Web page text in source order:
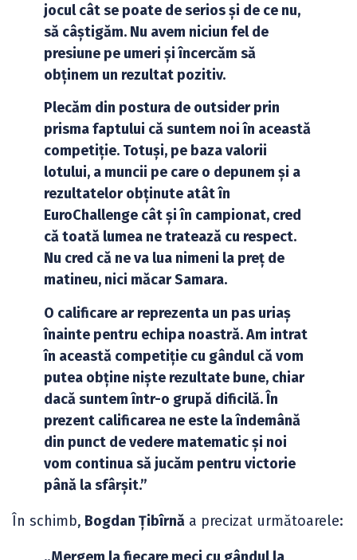
jocul cât se poate de serios și de ce nu,
să câștigăm. Nu avem niciun fel de
presiune pe umeri și încercăm să
obținem un rezultat pozitiv.
Plecăm din postura de outsider prin
prisma faptului că suntem noi în această
competiție. Totuși, pe baza valorii
lotului, a muncii pe care o depunem și a
rezultatelor obținute atât în
EuroChallenge cât și în campionat, cred
că toată lumea ne tratează cu respect.
Nu cred că ne va lua nimeni la preț de
matineu, nici măcar Samara.
O calificare ar reprezenta un pas uriaș
înainte pentru echipa noastră. Am intrat
în această competiție cu gândul că vom
putea obține niște rezultate bune, chiar
dacă suntem într-o grupă dificilă. În
prezent calificarea ne este la îndemână
din punct de vedere matematic și noi
vom continua să jucăm pentru victorie
până la sfârșit.”
În schimb, Bogdan Țibîrnă a precizat următoarele:
„Mergem la fiecare meci cu gândul la